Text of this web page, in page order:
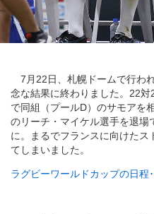
7月22日、札幌ドームで行わ
念な結果に終わりました。22
で同組（プールD）のサモアを
のリーチ・マイケル選手を退場
に。まるでフランスに向けたス
てしまいました。
ラグビーワールドカップの日程